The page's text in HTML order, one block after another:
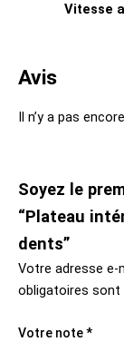
Vitesse
Avis
Il n’y a pas
Soyez le
“Plateau
dents”
Votre adresse e-
obligatoires sont
Votre note*